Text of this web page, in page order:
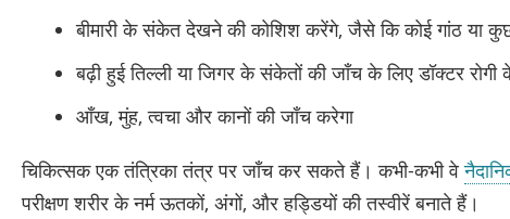
बीमारी के संकेत देखने की कोशिश करेंगे, जैसे कि कोई गांठ या कुछ
बढ़ी हुई तिल्ली या जिगर के संकेतों की जाँच के लिए डॉक्टर
आँख, मुंह, त्वचा और कानों की जाँच करेगा
चिकित्सक एकतंत्रिका तंत्र परजाँच कर सकते हैं। कभी-कभी वे
परीक्षण शरीर के नर्म ऊतकों, अंगों, और हड्डियों की तस्वीरें बनाते हैं।